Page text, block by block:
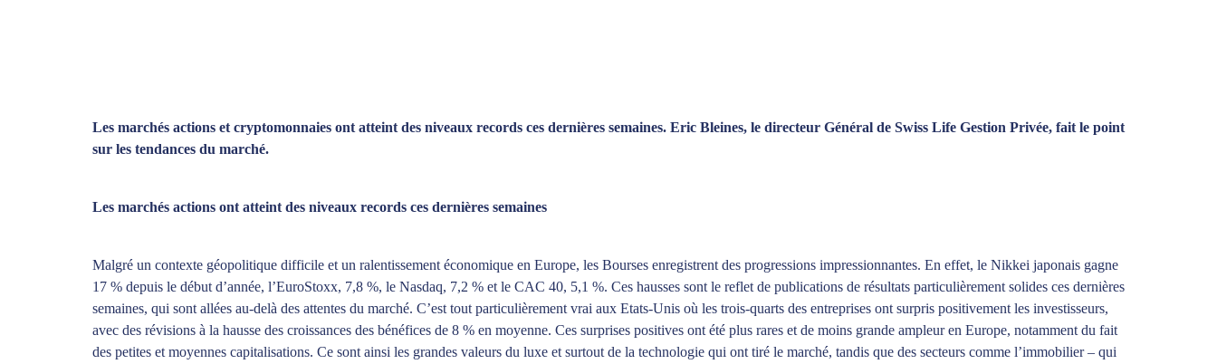
Les marchés actions et cryptomonnaies ont atteint des niveaux records ces dernières semaines. Eric Bleines, le directeur Général de Swiss Life Gestion Privée, fait le point
sur les tendances du marché.
Les marchés actions ont atteint des niveaux records ces dernières semaines
Malgré un contexte géopolitique difficile et un ralentissement économique en Europe, les Bourses enregistrent des progressions impressionnantes. En effet, le Nikkei japonais gagne
17 % depuis le début d’année, l’EuroStoxx, 7,8 %, le Nasdaq, 7,2 % et le CAC 40, 5,1 %. Ces hausses sont le reflet de publications de résultats particulièrement solides ces dernières
semaines, qui sont allées au-delà des attentes du marché. C’est tout particulièrement vrai aux Etats-Unis où les trois-quarts des entreprises ont surpris positivement les investisseurs,
avec des révisions à la hausse des croissances des bénéfices de 8 % en moyenne. Ces surprises positives ont été plus rares et de moins grande ampleur en Europe, notamment du fait
des petites et moyennes capitalisations. Ce sont ainsi les grandes valeurs du luxe et surtout de la technologie qui ont tiré le marché, tandis que des secteurs comme l’immobilier – qui